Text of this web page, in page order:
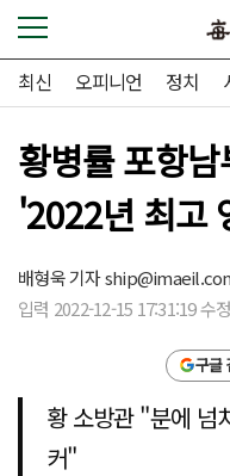
최신 오피니언 정치
황병률 포항
'2022년 최고
배형욱 기자
입력 2022-12-15 17:31:19 수
구글
황 소방관 "분에 넘
커"